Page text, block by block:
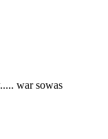
war sowas